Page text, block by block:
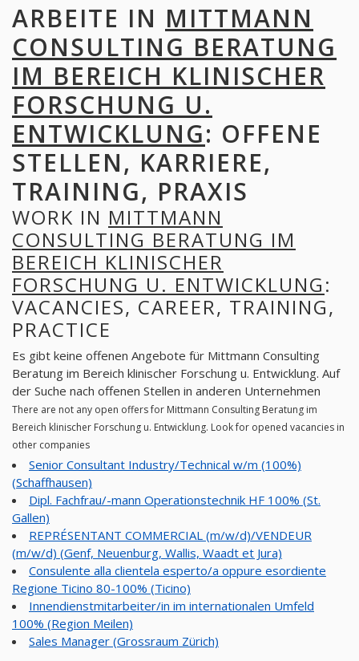
ARBEITE IN MITTMANN
CONSULTING BERATUNG
IM BEREICH KLINISCHER
FORSCHUNG U.
ENTWICKLUNG: OFFENE
STELLEN, KARRIERE,
TRAINING, PRAXIS
WORK IN MITTMANN
CONSULTING BERATUNG IM
BEREICH KLINISCHER
FORSCHUNG U. ENTWICKLUNG:
VACANCIES, CAREER, TRAINING,
PRACTICE
Es gibt keine offenen Angebote für Mittmann Consulting
Beratung im Bereich klinischer Forschung u. Entwicklung. Auf
der Suche nach offenen Stellen in anderen Unternehmen
There are not any open offers for Mittmann Consulting Beratung im
Bereich klinischer Forschung u. Entwicklung. Look for opened vacancies in
other companies
Senior Consultant Industry/Technical w/m (100%)
(Schaffhausen)
Dipl. Fachfrau/-mann Operationstechnik HF 100% (St.
Gallen)
REPRÉSENTANT COMMERCIAL (m/w/d)/VENDEUR
(m/w/d) (Genf, Neuenburg, Wallis, Waadt et Jura)
Consulente alla clientela esperto/a oppure esordiente
Regione Ticino 80-100% (Ticino)
Innendienstmitarbeiter/in im internationalen Umfeld
100% (Region Meilen)
Sales Manager (Grossraum Zürich)